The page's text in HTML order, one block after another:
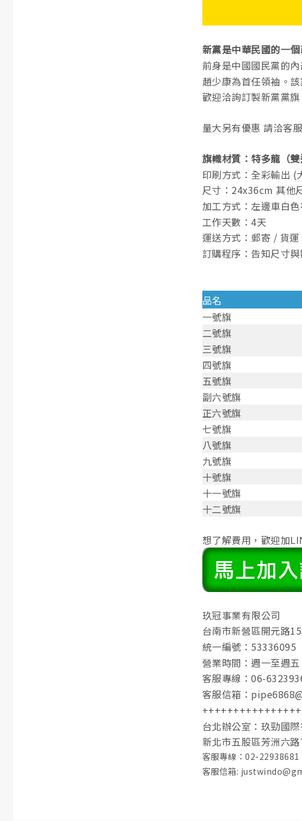
新黨是中華民國的一
前身是中國國民黨的
趙少康為首任領袖。
歡迎洽詢訂製新黨黨旗
量大另有優惠 請洽客
旗幟材質：特多龍（
印刷方式：全彩輸出 (
尺寸：24x36cm 其他
加工方式：左邊車白
工作天數：4天
運送方式：郵寄 / 貨
訂購程序：告知尺寸
品名
一號旗
二號旗
三號旗
四號旗
五號旗
副六號旗
正六號旗
七號旗
八號旗
九號旗
十號旗
十一號旗
十二號旗
想了解費用，歡迎加
玖冠事業有限公司
台南市新營區開元路
統一編號：53336095
營業時間：週一至週
客服專線：06-
客服信箱：
台北辦公室：玖勁國
新北市五股區芳洲六
客服專線：02-22938681
客服信箱: